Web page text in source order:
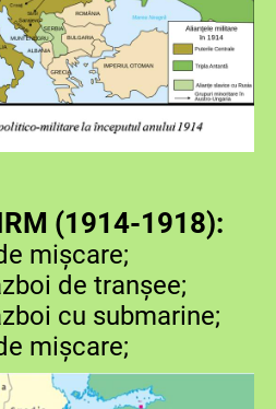
(1914-1918):
mișcare;
de tranșee;
cu submarine;
mișcare;